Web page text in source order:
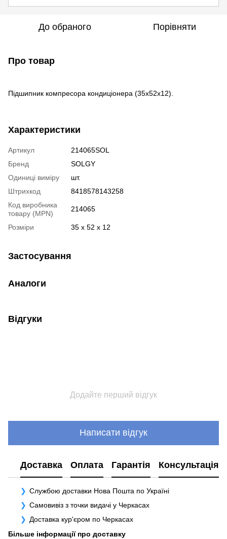
До обраного Порівняти
Про товар
Підшипник компресора кондиціонера (35x52x12).
Характеристики
Артикул
214065SOL
Бренд
SOLGY
Одиниці виміру
шт.
Штрихкод
8418578143258
Код виробника
товару (MPN)
214065
Розміри 35 x 52 x 12
Застосування
Аналоги
Відгуки
Додайте перший відгук
Написати відгук
Доставка Оплата Гарантія Консультація
Службою доставки Нова Пошта по Україні
Самовивіз з точки видачі у Черкасах
Доставка кур'єром по Черкасах
Більше інформації про доставку